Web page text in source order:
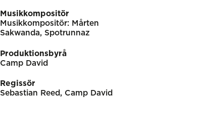
Musikkompositör
Musikkompositör: Mårten
Sakwanda, Spotrunnaz
Produktionsbyrå
Camp David
Regissör
Sebastian Reed, Camp David